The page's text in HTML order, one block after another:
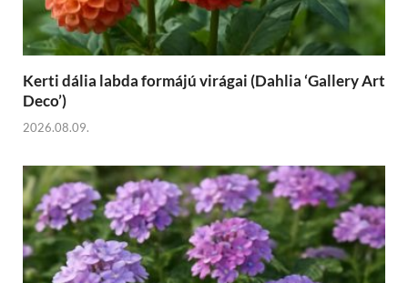
Kerti dália labda formájú virágai (Dahlia ‘Gallery Art
Deco’)
2026.08.09.